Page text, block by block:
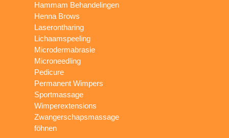
Hammam Behandelingen
Henna Brows
Laserontharing
Lichaamspeeling
Microdermabrasie
Microneedling
Pedicure
Permanent Wimpers
Sportmassage
Wimperextensions
Zwangerschapsmassage
föhnen